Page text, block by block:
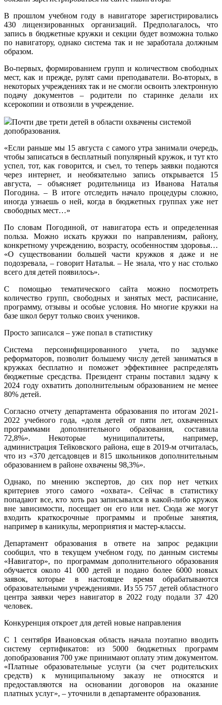
В прошлом учебном году в навигаторе зарегистрировались
430 лицензированных организаций. Предполагалось, что
запись в бюджетные кружки и секции будет возможна только
по навигатору, однако система так и не заработала должным
образом.
Во-первых, формированием групп и количеством свободных
мест, как и прежде, рулят сами преподаватели. Во-вторых, в
некоторых учреждениях так и не смогли освоить электронную
подачу документов – родители по старинке делали их
ксерокопии и отвозили в учреждение.
Почти две трети детей в области охвачены системой
допобразования.
«Если раньше мы 15 августа с самого утра занимали очередь,
чтобы записаться в бесплатный популярный кружок, и тут кто
успел, тот, как говорится, и съел, то теперь заявки подаются
через интернет, и необязательно запись открывается 15
августа, – объясняет родительница из Иванова Наталья
Погодина. – В итоге отследить начало процедуры сложно,
иногда узнаешь о ней, когда в бюджетных группах уже нет
свободных мест…»
По словам Погодиной, от навигатора есть и определенная
польза. Можно искать кружки по направлениям, району,
конкретному учреждению, возрасту, особенностям здоровья…
«О существовании большей части кружков я даже и не
подозревала, – говорит Наталья. – Не знала, что у нас столько
всего для детей появилось».
С помощью тематического сайта можно посмотреть
количество групп, свободных и занятых мест, расписание,
программу, отзывы и особые условия. Но многие кружки на
базе школ берут только своих учеников.
Просто записался – уже попал в статистику
Система персонифицированного учета, по задумке
реформаторов, позволит большему числу детей заниматься в
кружках бесплатно и поможет эффективнее распределять
бюджетные сресдства. Президент страны поставил задачу к
2024 году охватить дополнительным образованием не менее
80% детей.
Согласно отчету департамента образования по итогам 2021-
2022 учебного года, «доля детей от пяти лет, охваченных
программами дополнительного образования, составила
72,8%». Некоторые муниципалитеты, например,
администрация Тейковского района, еще в 2019-­м отчиталась,
что из «370 детсадовцев и 815 школьников дополнительным
образованием в районе охвачены 98,3%».
Однако, по мнению экспертов, до сих пор нет четких
критериев этого самого «охвата». Сейчас в статистику
попадают все, кто хоть раз записывался в какой-либо кружок
вне зависимости, посещает он его или нет. Сюда же могут
входить краткосрочные программы и пробные занятия,
например в каникулы, мероприятия и мастер-классы.
Департамент образования в ответе на запрос редакции
сообщил, что в текущем учебном году, по данным системы
«Навигатор», по программам дополнительного образования
обучается около 41 000 детей и подано более 6000 новых
заявок, которые в настоящее время обрабатываются
образовательными учреждениями. Из 55 757 детей областного
центра заявки через навигатор в 2022 году подали 37 420
человек.
Конкуренция откроет для детей новые направления
С 1 сентября Ивановская область начала поэтапно вводить
систему сертификатов: из 5000 бюджетных программ
допобразования 700 уже принимают оплату этим документом.
«Платные образовательные услуги (за счет родительских
средств) к муниципальному заказу не относятся и
предоставляются на основании договоров на оказание
платных услуг», – уточнили в департаменте образования.